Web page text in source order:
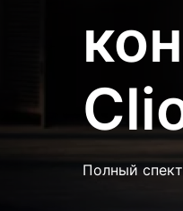
Полный